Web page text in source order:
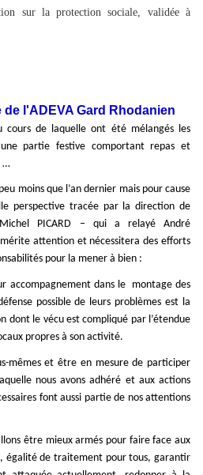
sur la protection sociale, validée à
l'ADEVA Gard Rhodanien
cours de laquelle ont été mélangés les
partie festive comportant repas et
…
moins que l’an dernier mais pour cause
perspective tracée par la direction de
Michel PICARD – qui a relayé André
mérite attention et nécessitera des efforts
pour la mener à bien :
accompagnement dans le
montage des
possible de leurs problèmes est la
dont le vécu est compliqué par l’étendue
propres à son activité.
mêmes et être en mesure de participer
nous avons adhéré et aux actions
font aussi partie de nos attentions
être mieux armés pour faire face aux
égalité de traitement pour tous, garantir